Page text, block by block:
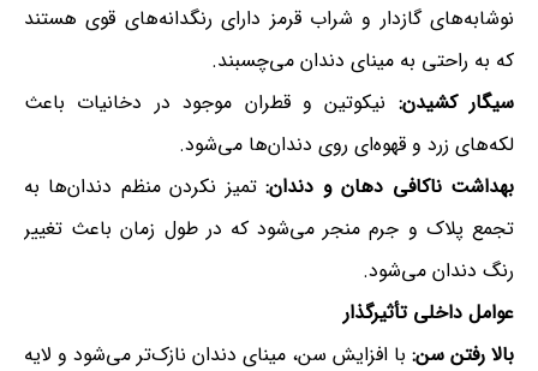
نوشابه‌های گازدار و شراب قرمز دارای رنگدانه‌های قوی هستند
که به راحتی به مینای دندان می‌چسبند.
سیگار کشیدن: نیکوتین و قطران موجود در دخانیات باعث
لکه‌های زرد و قهوه‌ای روی دندان‌ها می‌شود.
بهداشت ناکافی دهان و دندان:تمیز نکردن منظم دندان‌ها به
تجمع پلاک و جرم منجر می‌شود که در طول زمان باعث تغییر
رنگ دندان می‌شود.
عوامل داخلی تأثیرگذار
بالا رفتن سن: با افزایش سن، مینای دندان نازک‌تر می‌شود و لایه